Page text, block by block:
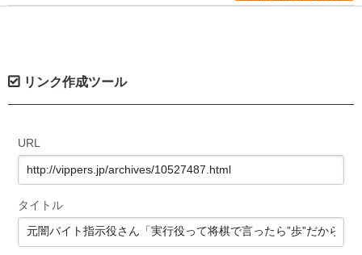
リンク作成ツール
URL
タイトル